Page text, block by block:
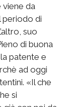
viene da
periodo di
suo
di buona
patente e
ad oggi
«Il che
si